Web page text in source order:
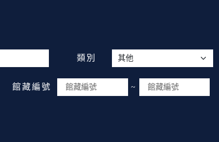
類別
館藏編號 ~